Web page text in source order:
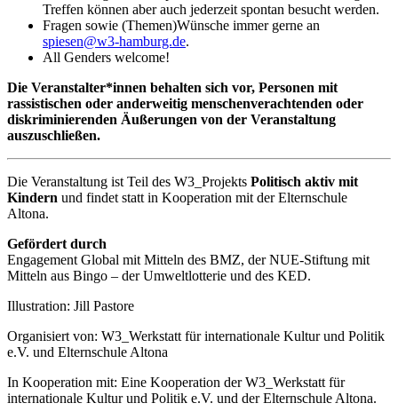
Treffen können aber auch jederzeit spontan besucht werden.
Fragen sowie (Themen)Wünsche immer gerne an
spiesen@w3-hamburg.de.
All Genders welcome!
Die Veranstalter*innen behalten sich vor, Personen mit
rassistischen oder anderweitig menschenverachtenden oder
diskriminierenden Äußerungen von der Veranstaltung
auszuschließen.
Die Veranstaltung ist Teil des W3_Projekts Politisch aktiv mit
Kindern und findet statt in Kooperation mit der Elternschule
Altona.
Gefördert durch
Engagement Global mit Mitteln des BMZ, der NUE-Stiftung mit
Mitteln aus Bingo – der Umweltlotterie und des KED.
Illustration: Jill Pastore
Organisiert von: W3_Werkstatt für internationale Kultur und Politik
e.V. und Elternschule Altona
In Kooperation mit: Eine Kooperation der W3_Werkstatt für
internationale Kultur und Politik e.V. und der Elternschule Altona.